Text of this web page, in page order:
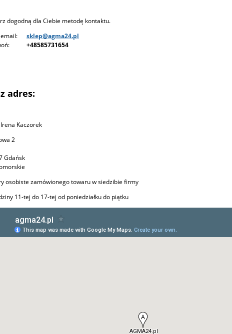
dogodną dla Ciebie metodę kontaktu.
email: sklep@agma24.pl
+48585731654
adres:
Kaczorek
2
Gdańsk
osobiste zamówionego towaru w siedzibie firmy
11-tej do 17-tej od poniedziałku do piątku